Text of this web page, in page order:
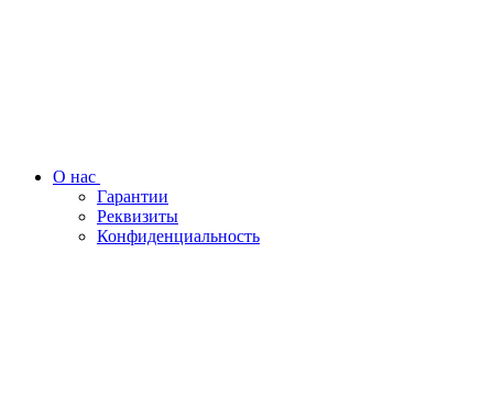
О нас
Гарантии
Реквизиты
Конфиденциальность